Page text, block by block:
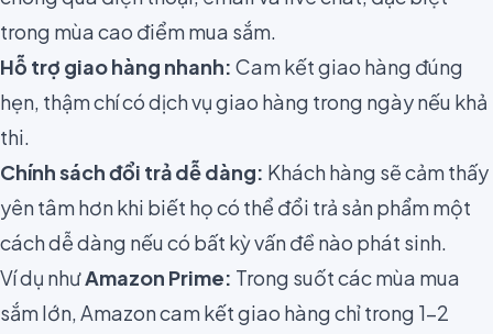
trong mùa cao điểm mua sắm.
Hỗ trợ giao hàng nhanh: Cam kết giao hàng đúng
hẹn, thậm chí có dịch vụ giao hàng trong ngày nếu khả
thi.
Chính sách đổi trả dễ dàng: Khách hàng sẽ cảm thấy
yên tâm hơn khi biết họ có thể đổi trả sản phẩm một
cách dễ dàng nếu có bất kỳ vấn đề nào phát sinh.
Ví dụ nhưAmazon Prime: Trong suốt các mùa mua
sắm lớn, Amazon cam kết giao hàng chỉ trong 1-2